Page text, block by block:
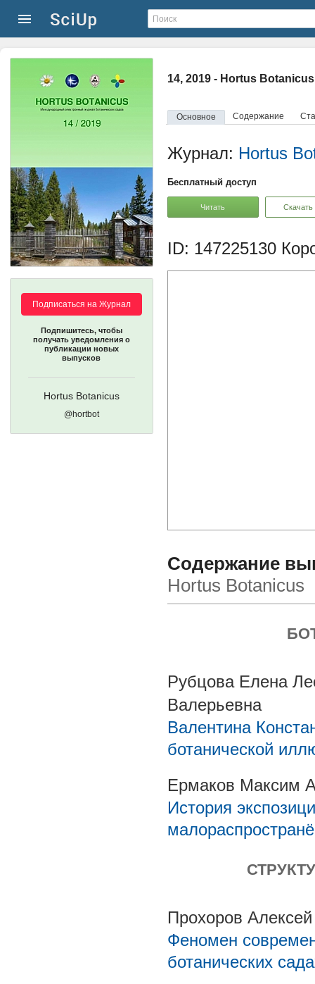
14, 2019 - Hortus Botanicus
Основное Содержание
Подписаться на Журнал
Подпишитесь, чтобы
получать уведомления о
публикации новых
выпусков
Hortus Botanicus
@hortbot
Журнал: Hortus
Бесплатный доступ
Читать Скачать
ID: 147225130
Содержание
Hortus Botanicus
Рубцова Елена
Валерьевна
Валентина
ботанической
Ермаков Максим
История
Прохоров
Феномен
ботанических